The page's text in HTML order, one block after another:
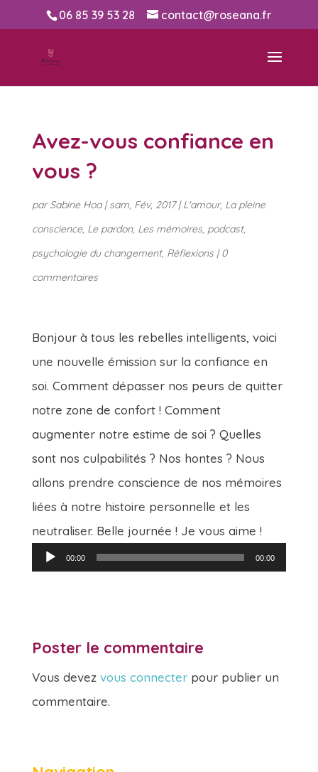
06 85 39 53 28 contact@roseana.fr
Avez-vous confiance en
vous ?
parSabine Hoa|sam, Fév, 2017|L'amour, La pleine
conscience, Le pardon, Les mémoires, podcast,
psychologie du changement, Réflexions|0
commentaires
Bonjour à tous les rebelles intelligents, voici
une nouvelle émission sur la confiance en
soi. Comment dépasser nos peurs de quitter
notre zone de confort ! Comment
augmenter notre estime de soi ? Quelles
sont nos culpabilités ? Nos hontes ? Nous
allons prendre conscience de nos mémoires
liées à notre histoire personnelle et les
neutraliser. Belle journée ! Je vous aime !
Lecteur00:00 00:00
Poster le commentaire
Vous devez vous connecterpour publier un
commentaire.